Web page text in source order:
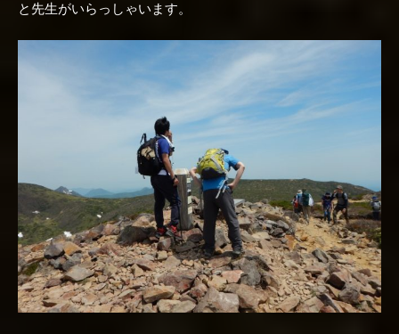
と先生がいらっしゃいます。